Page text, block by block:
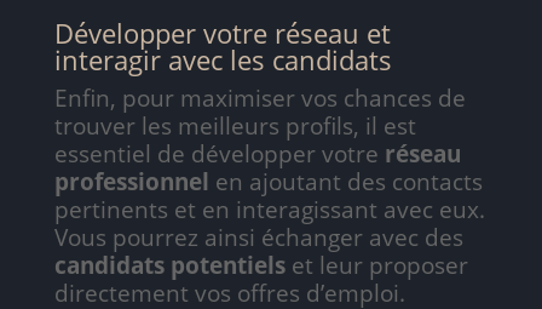
Développer votre réseau et
interagir avec les candidats
Enfin, pour maximiser vos chances de
trouver les meilleurs profils, il est
essentiel de développer votre réseau
professionnel en ajoutant des contacts
pertinents et en interagissant avec eux.
Vous pourrez ainsi échanger avec des
candidats potentielset leur proposer
directement vos offres d’emploi.